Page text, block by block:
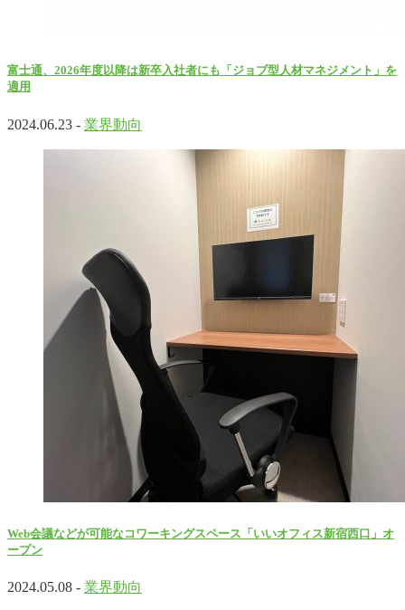
富士通、2026年度以降は新卒入社者にも「ジョブ型人材マネジメント」を
適用
2024.06.23 - 業界動向
Web会議などが可能なコワーキングスペース「いいオフィス新宿西口」オ
ープン
2024.05.08 - 業界動向